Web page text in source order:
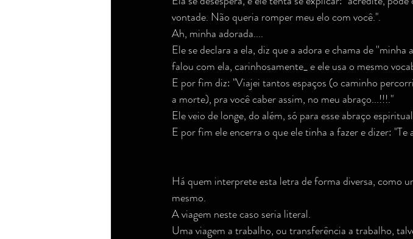
vontade. Não queria romper meu elo com você.".
Ah, minha adorada....
Ele se declara a ela, diz que a adora e chama de
falou com ela, carinhosamente_ e ele usa o mesmo
E por fim diz: "Viajei tantos espaços (o caminho
a morte), pra você caber assim, no meu abraço...!!!."
Ele veio de longe, do além, só para esse abraço
E por fim ele encerra o que ele tinha a fazer e dizer: "Te
Há quem interprete esta letra de forma diversa, como
mesmo.
A viagem neste caso seria literal.
Uma viagem a trabalho, ou transferência a trabalho,